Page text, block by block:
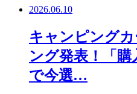
2026.06.10
キャンピング
ング発表！「購
で今選…